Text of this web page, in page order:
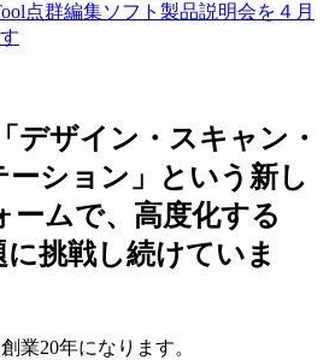
点群編集ソフト製品説明会を４月
デザイン・スキャン・
ーション」という新し
ームで、高度化する
挑戦し続けていま
業20年になります。